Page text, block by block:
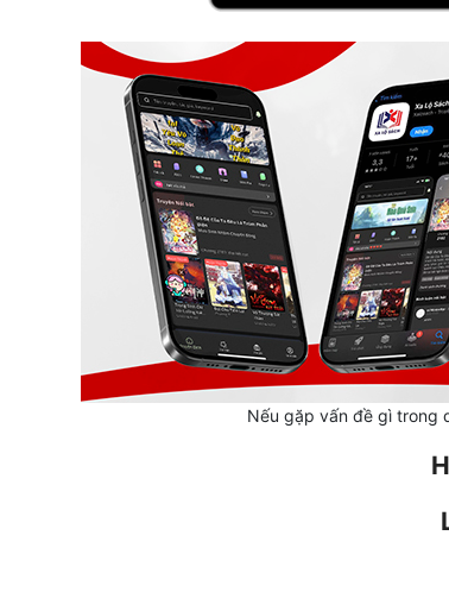
Nếu gặp vấn đề gì trong